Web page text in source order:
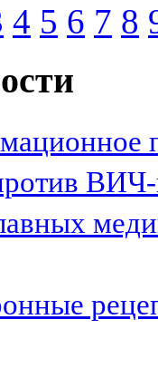
4 5 6 7 8